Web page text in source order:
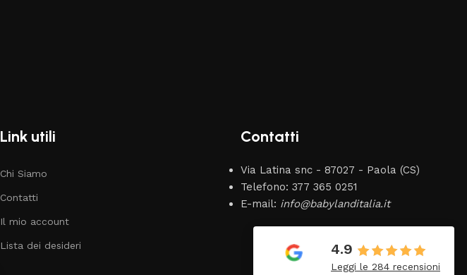
8 Luglio 2026
Vincenzo
Tutto perfetto. Ottimo
Link utili
Chi Siamo
Contatti
Il mio account
Lista dei desideri
Contatti
Via Latina snc - 87027 - Paola (CS)
Telefono: 377 365 0251
E-mail: info@babylanditalia.it
4.9
Leggi le 284 recensioni